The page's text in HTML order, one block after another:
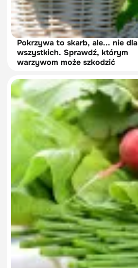
Pokrzywa to skarb, ale... nie dla
wszystkich. Sprawdź, którym
warzywom może szkodzić